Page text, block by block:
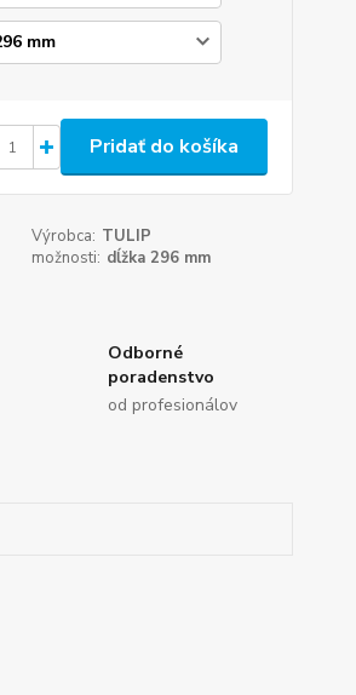
Pridať do košíka
Výrobca: TULIP
možnosti: dĺžka 296 mm
Odborné
poradenstvo
od profesionálov